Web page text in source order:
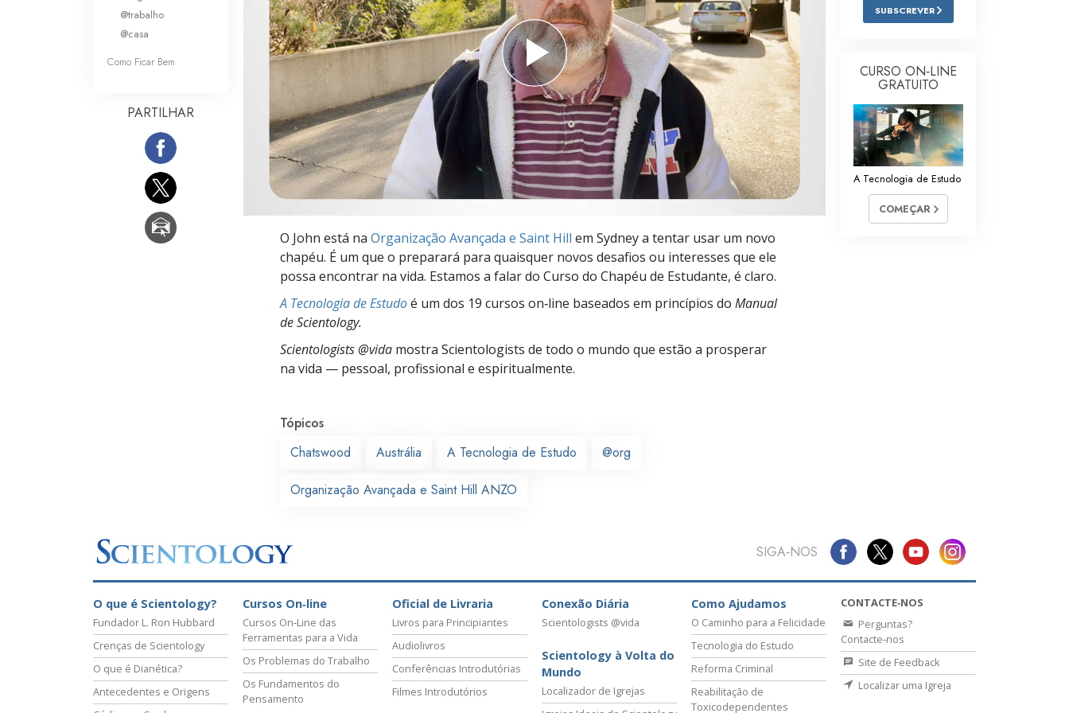
O que é a Grandeza?
Respostas às Drogas
Crianças
Ferramentas para o Local do Trabalho
Ética e as Condições
A Causa da Supressão
Investigações
Bases da Organização
O John está na Organização Avançada e Saint Hill em Sydney a tentar usar um novo
chapéu. É um que o preparará para quaisquer novos desafios ou interesses que ele
possa encontrar na vida. Estamos a falar do Curso do Chapéu de Estudante, é claro.
A Tecnologia de Estudoé um dos 19 cursos on‑line baseados em princípios do Manual
de Scientology.
Scientologists @vida mostra Scientologists de todo o mundo que estão a prosperar
na vida — pessoal, profissional e espiritualmente.
Tópicos
Chatswood
Austrália A Tecnologia de Estudo @org
Organização Avançada e Saint Hill ANZO
@trabalho
@casa
Como Ficar Bem
PARTILHAR
SUBSCREVER
CURSO ON‑LINE
GRATUITO
A Tecnologia de Estudo
COMEÇAR
SIGA‑NOS
O que é Scientology?
Fundador L. Ron Hubbard
Crenças de Scientology
O que é Dianética?
Antecedentes e Origens
Cursos On‑line
Cursos On‑Line das
Ferramentas para a Vida
Os Problemas do Trabalho
Os Fundamentos do
Pensamento
Oficial de Livraria
Livros para Principiantes
Audiolivros
Conferências Introdutórias
Filmes Introdutórios
Conexão Diária
Scientologists @vida
Scientology à Volta do
Mundo
Localizador de Igrejas
Como Ajudamos
O Caminho para a Felicidade
Tecnologia do Estudo
Reforma Criminal
Reabilitação de
Toxicodependentes
CONTACTE‑NOS
Perguntas?
Contacte‑nos
Site de Feedback
Localizar uma Igreja